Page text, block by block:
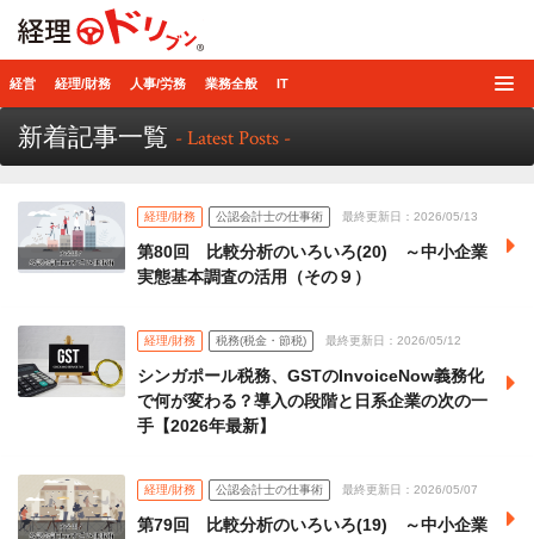
経営 経理/財務 人事/労務 業務全般 IT
新着記事一覧 - Latest Posts -
経理/財務 公認会計士の仕事術 最終更新日：2026/05/13
第80回 比較分析のいろいろ(20) ～中小企業
実態基本調査の活用（その９）
経理/財務 税務(税金・節税) 最終更新日：2026/05/12
シンガポール税務、GSTのInvoiceNow義務化
で何が変わる？導入の段階と日系企業の次の一
手【2026年最新】
経理/財務 公認会計士の仕事術 最終更新日：2026/05/07
第79回 比較分析のいろいろ(19) ～中小企業